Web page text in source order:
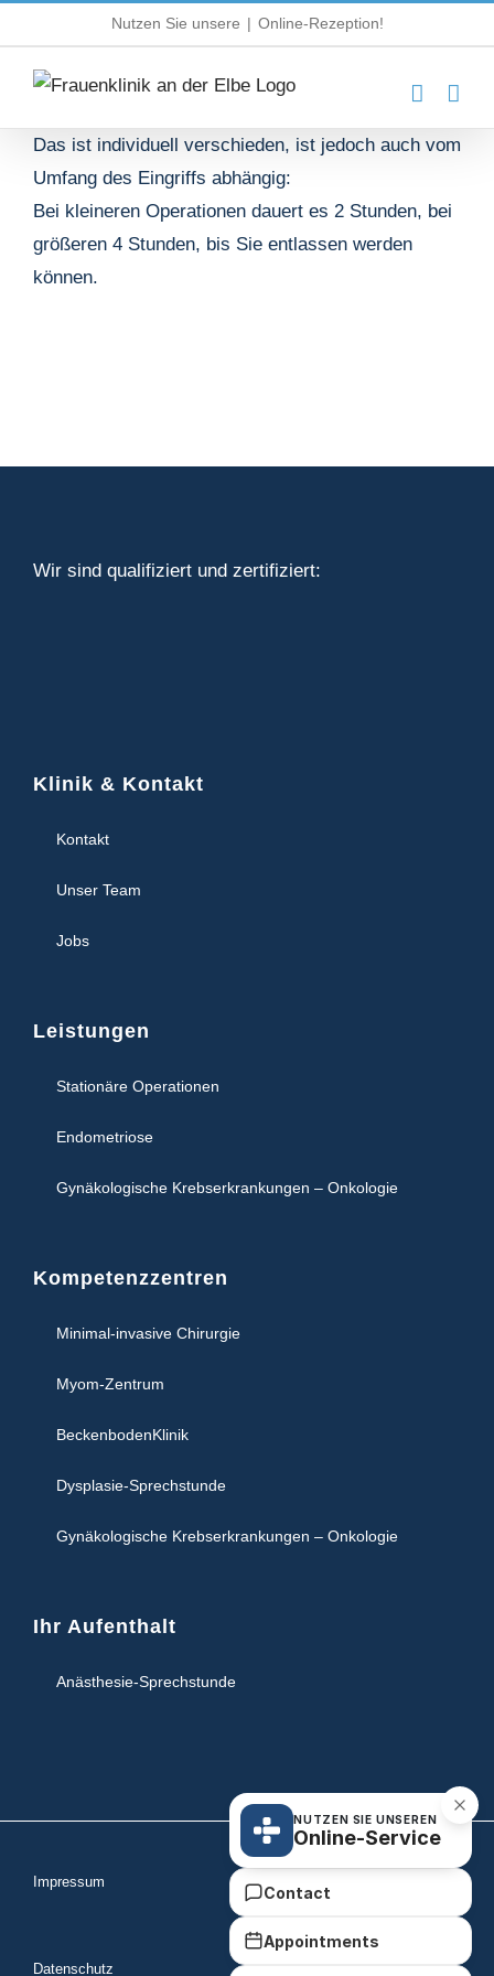
Inhalt
springen
Nutzen Sie unsere | Online-Rezeption!
Das ist individuell verschieden, ist jedoch auch vom
Umfang des Eingriffs abhängig:
Bei kleineren Operationen dauert es 2 Stunden, bei
größeren 4 Stunden, bis Sie entlassen werden
können.
Wir sind qualifiziert und zertifiziert:
Klinik & Kontakt
Kontakt
Unser Team
Jobs
Leistungen
Stationäre Operationen
Endometriose
Gynäkologische Krebserkrankungen – Onkologie
Kompetenzzentren
Minimal-invasive Chirurgie
Myom-Zentrum
BeckenbodenKlinik
Dysplasie-Sprechstunde
Gynäkologische Krebserkrankungen – Onkologie
Ihr Aufenthalt
Anästhesie-Sprechstunde
Impressum
Datenschutz
NUTZEN SIE UNSEREN
Online-Service
Contact
Appointments